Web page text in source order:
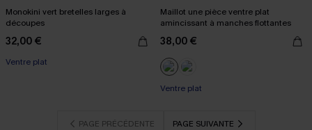
Monokini vert bretelles larges à
découpes
32,00 €
Ventre plat
Maillot une pièce ventre plat
amincissant à manches flottantes
38,00 €
Ventre plat
PAGE PRÉCÉDENTE PAGE SUIVANTE